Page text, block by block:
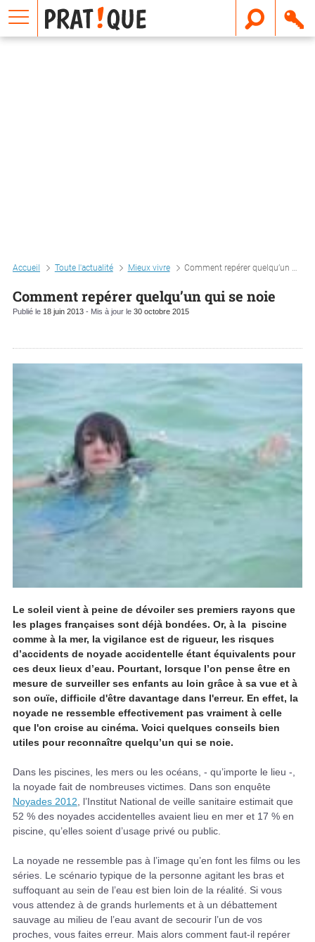
Accueil Toute l'actualité Mieux vivre Comment repérer quelqu’un qui se noie
Comment repérer quelqu’un qui se noie
Publié le 18 juin 2013 - Mis à jour le 30 octobre 2015
Le soleil vient à peine de dévoiler ses premiers rayons que
les plages françaises sont déjà bondées. Or, à la piscine
comme à la mer, la vigilance est de rigueur, les risques
d’accidents de noyade accidentelle étant équivalents pour
ces deux lieux d’eau. Pourtant, lorsque l’on pense être en
mesure de surveiller ses enfants au loin grâce à sa vue et à
son ouïe, difficile d'être davantage dans l'erreur. En effet, la
noyade ne ressemble effectivement pas vraiment à celle
que l'on croise au cinéma. Voici quelques conseils bien
utiles pour reconnaître quelqu’un qui se noie.
Dans les piscines, les mers ou les océans, - qu’importe le lieu -,
la noyade fait de nombreuses victimes. Dans son enquête
Noyades 2012 , l’Institut National de veille sanitaire estimait que
52 % des noyades accidentelles avaient lieu en mer et 17 % en
piscine, qu’elles soient d’usage privé ou public.
La noyade ne ressemble pas à l’image qu’en font les films ou les
séries. Le scénario typique de la personne agitant les bras et
suffoquant au sein de l’eau est bien loin de la réalité. Si vous
vous attendez à de grands hurlements et à un débattement
sauvage au milieu de l’eau avant de secourir l’un de vos
proches, vous faites erreur. Mais alors comment faut-il repérer
E
m
a